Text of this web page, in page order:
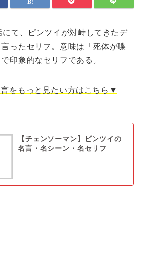
て、ピンツイが対峙してきたデ
ったセリフ。意味は「死体が喋
印象的なセリフである。
をもっと見たい方はこちら▼
【チェンソーマン】ピンツイの
名言・名シーン・名セリフ